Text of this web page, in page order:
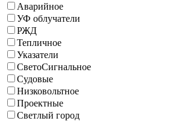
Аварийное
УФ облучатели
РЖД
Тепличное
Указатели
СветоСигнальное
Судовые
Низковольтное
Проектные
Светлый город